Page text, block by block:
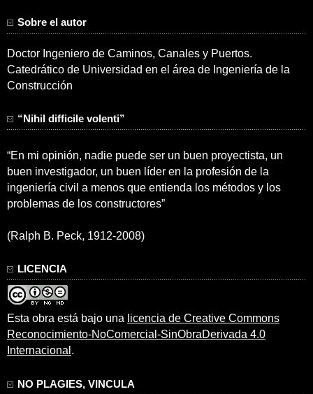
Sobre el autor
Doctor Ingeniero de Caminos, Canales y Puertos.
Catedrático de Universidad en el área de Ingeniería de la
Construcción
“Nihil difficile volenti”
“En mi opinión, nadie puede ser un buen proyectista, un
buen investigador, un buen líder en la profesión de la
ingeniería civil a menos que entienda los métodos y los
problemas de los constructores”
(Ralph B. Peck, 1912-2008)
LICENCIA
Esta obra está bajo una licencia de Creative Commons
Reconocimiento-NoComercial-SinObraDerivada 4.0
Internacional .
NO PLAGIES, VINCULA